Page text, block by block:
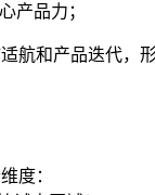
产品力；
航和产品迭代，
度：